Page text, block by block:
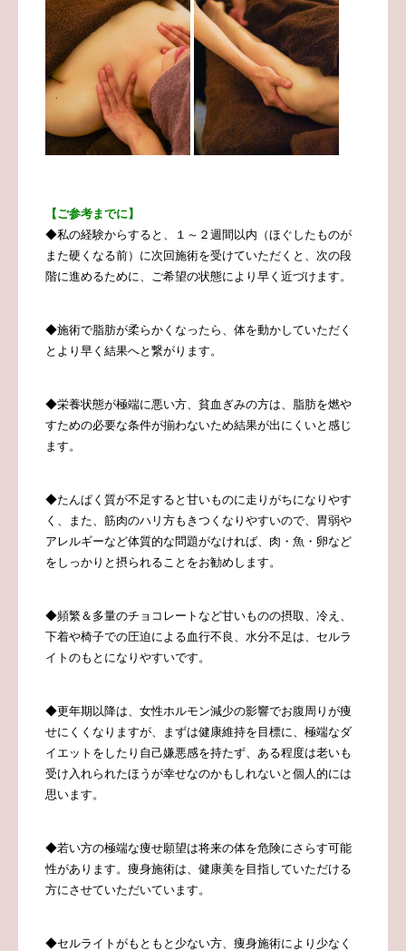
【ご参考までに】
◆私の経験からすると、１～２週間以内（ほぐしたものが
また硬くなる前）に次回施術を受けていただくと、次の段
階に進めるために、ご希望の状態により早く近づけます。
◆施術で脂肪が柔らかくなったら、体を動かしていただく
とより早く結果へと繋がります。
◆栄養状態が極端に悪い方、貧血ぎみの方は、脂肪を燃や
すための必要な条件が揃わないため結果が出にくいと感じ
ます。
◆たんぱく質が不足すると甘いものに走りがちになりやす
く、また、筋肉のハリ方もきつくなりやすいので、胃弱や
アレルギーなど体質的な問題がなければ、肉・魚・卵など
をしっかりと摂られることをお勧めします。
◆頻繁＆多量のチョコレートなど甘いものの摂取、冷え、
下着や椅子での圧迫による血行不良、水分不足は、セルラ
イトのもとになりやすいです。
◆更年期以降は、女性ホルモン減少の影響でお腹周りが痩
せにくくなりますが、まずは健康維持を目標に、極端なダ
イエットをしたり自己嫌悪感を持たず、ある程度は老いも
受け入れられたほうが幸せなのかもしれないと個人的には
思います。
◆若い方の極端な痩せ願望は将来の体を危険にさらす可能
性があります。痩身施術は、健康美を目指していただける
方にさせていただいています。
◆セルライトがもともと少ない方、痩身施術により少なく